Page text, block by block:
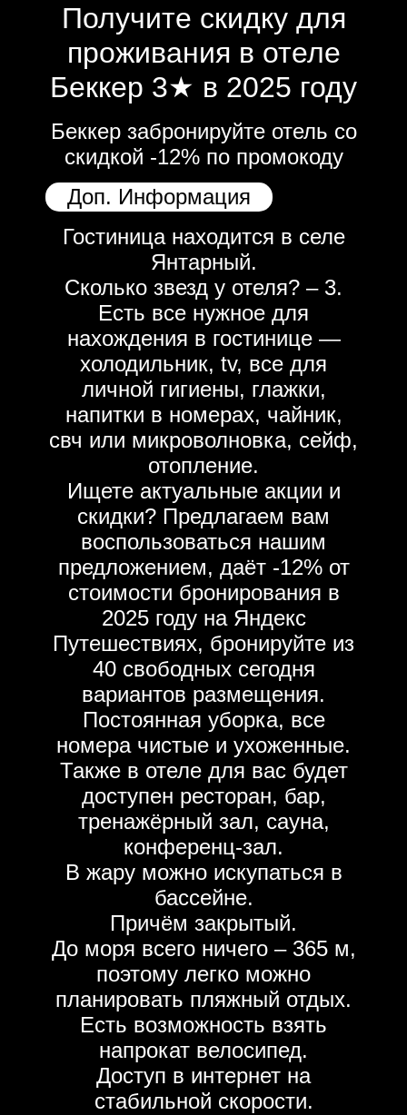
Получите скидку для
проживания в отеле
Беккер 3★ в 2025 году
Беккер забронируйте отель со
скидкой -12% по промокоду
Доп. Информация
Гостиница находится в селе
Янтарный.
Сколько звезд у отеля? – 3.
Есть все нужное для
нахождения в гостинице —
холодильник, tv, все для
личной гигиены, глажки,
напитки в номерах, чайник,
свч или микроволновка, сейф,
отопление.
Ищете актуальные акции и
скидки? Предлагаем вам
воспользоваться нашим
предложением, даёт -12% от
стоимости бронирования в
2025 году на Яндекс
Путешествиях, бронируйте из
40 свободных сегодня
вариантов размещения.
Постоянная уборка, все
номера чистые и ухоженные.
Также в отеле для вас будет
доступен ресторан, бар,
тренажёрный зал, сауна,
конференц-зал.
В жару можно искупаться в
бассейне.
Причём закрытый.
До моря всего ничего – 365 м,
поэтому легко можно
планировать пляжный отдых.
Есть возможность взять
напрокат велосипед.
Доступ в интернет на
стабильной скорости.